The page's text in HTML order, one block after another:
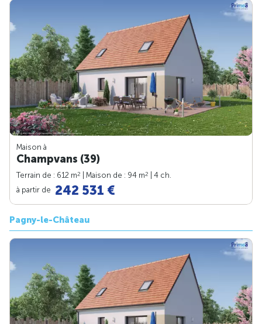
Maison à
Champvans (39)
Terrain de : 612 m2 | Maison de : 94 m2
| 4 ch.
à partir de 242 531 €
Pagny-le-Château